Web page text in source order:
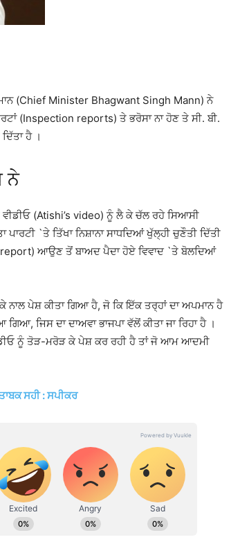
(Chief Minister Bhagwant Singh Mann) ਨੇ
(Inspection reports) ਤੇ ਭਰੋਸਾ ਨਾ ਹੋਣ ਤੇ ਸੀ. ਬੀ.
ਹੈ ।
ਨੇ
ਵੀਡੀਓ (Atishi’s video) ਨੂੰ ਲੈ ਕੇ ਚੱਲ ਰਹੇ ਸਿਆਸੀ
`ਤੇ ਤਿੱਖਾ ਨਿਸ਼ਾਨਾ ਸਾਧਦਿਆਂ ਖੁੱਲ੍ਹੀ ਚੁਣੌਤੀ ਦਿੱਤੀ
ਆਉਣ ਤੋਂ ਬਾਅਦ ਪੈਦਾ ਹੋਏ ਵਿਵਾਦ `ਤੇ ਬੋਲਦਿਆਂ
ਨਾਲ ਪੇਸ਼ ਕੀਤਾ ਗਿਆ ਹੈ, ਜੋ ਕਿ ਇੱਕ ਤਰ੍ਹਾਂ ਦਾ ਅਪਮਾਨ ਹੈ
ਜਿਸ ਦਾ ਦਾਅਵਾ ਭਾਜਪਾ ਵੱਲੋਂ ਕੀਤਾ ਜਾ ਰਿਹਾ ਹੈ ।
ਨੂੰ ਤੋੜ-ਮਰੋੜ ਕੇ ਪੇਸ਼ ਕਰ ਰਹੀ ਹੈ ਤਾਂ ਜੋ ਆਮ ਆਦਮੀ
ਸਹੀ : ਸਪੀਕਰ